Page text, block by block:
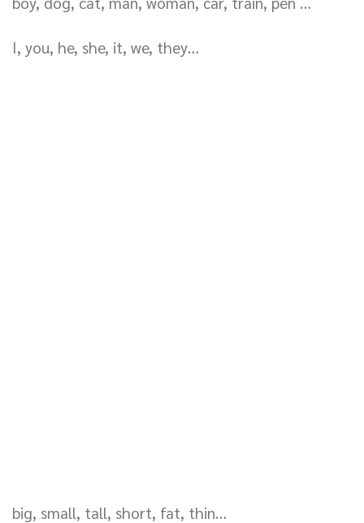
I, you, he, she, it, we, they…
big, small, tall, short, fat, thin…